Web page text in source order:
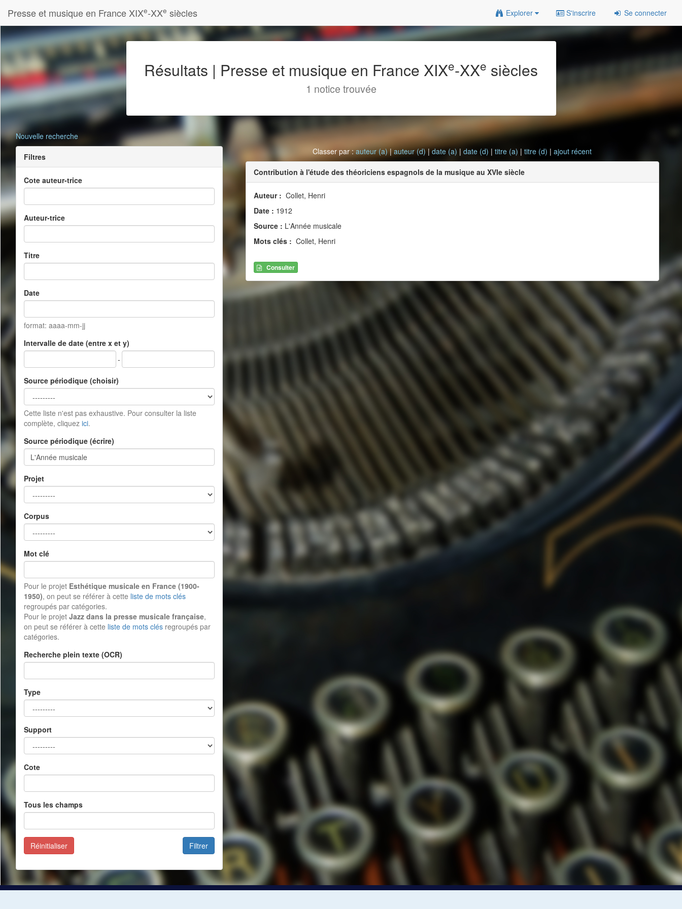
Presse et musique en France XIXe-XXe siècles Explorer S'inscrire Se connecter
Résultats | Presse et musique en France XIXe-XXe siècles
1 notice trouvée
Nouvelle recherche
Filtres
Cote auteur-trice
Auteur-trice
Titre
Date
format: aaaa-mm-jj
Intervalle de date (entre x et y)
-
Source périodique (choisir)
Cette liste n'est pas exhaustive. Pour consulter la liste
complète, cliquez ici.
Source périodique (écrire)
Projet
Corpus
Mot clé
Pour le projet Esthétique musicale en France (1900-
1950), on peut se référer à cette liste de mots clés
regroupés par catégories.
Pour le projet Jazz dans la presse musicale française,
on peut se référer à cette liste de mots clés regroupés par
catégories.
Recherche plein texte (OCR)
Type
Support
Cote
Tous les champs
Filtrer
Réinitialiser
Classer par :auteur (a)|auteur (d)|date (a) |date (d) |titre (a) |titre (d) |ajout récent
Contribution à l'étude des théoriciens espagnols de la musique au XVIe siècle
Auteur : Collet, Henri
Date : 1912
Source : L'Année musicale
Mots clés : Collet, Henri
Consulter